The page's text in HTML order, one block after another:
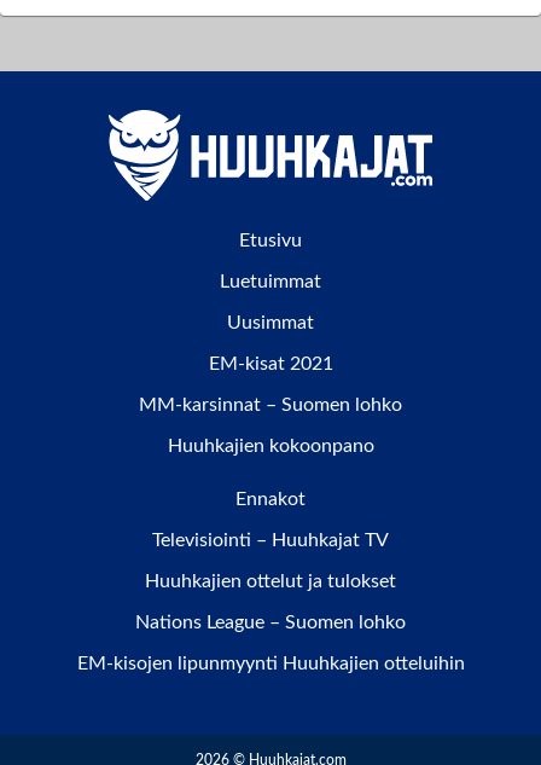
Etusivu
Luetuimmat
Uusimmat
EM-kisat 2021
MM-karsinnat – Suomen lohko
Huuhkajien kokoonpano
Ennakot
Televisiointi – Huuhkajat TV
Huuhkajien ottelut ja tulokset
Nations League – Suomen lohko
EM-kisojen lipunmyynti Huuhkajien otteluihin
2026 © Huuhkajat.com